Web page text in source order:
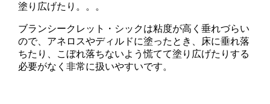
塗り広げたり。。。
ブランシークレット・シックは粘度が高く垂れづらい
ので、アネロスやディルドに塗ったとき、床に垂れ落
ちたり、こぼれ落ちないよう慌てて塗り広げたりする
必要がなく非常に扱いやすいです。